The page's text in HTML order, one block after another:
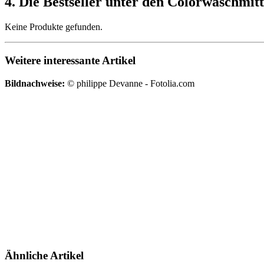
Keine Produkte gefunden.
Weitere interessante Artikel
Bildnachweise: © philippe Devanne - Fotolia.com
Ähnliche Artikel